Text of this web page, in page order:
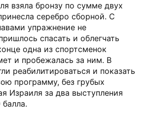
взяла бронзу по сумме двух
серебро сборной. С
упражнение не
спасать и облегчать
одна из спортсменок
и пробежалась за ним. В
реабилитироваться и показать
программу, без грубых
Израиля за два выступления